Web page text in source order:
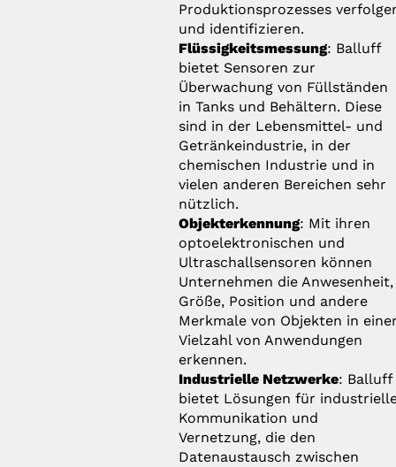
Produktionsprozesses
und identifizieren.
Flüssigkeitsmessung: Balluff
bietet Sensoren zur
Überwachung von Füllständen
in Tanks und Behältern. Diese
sind in der Lebensmittel- und
Getränkeindustrie, in der
chemischen Industrie und in
vielen anderen Bereichen sehr
nützlich.
Objekterkennung: Mit ihren
optoelektronischen und
Ultraschallsensoren können
Unternehmen die Anwesenheit,
Größe, Position und andere
Merkmale von Objekten in
Vielzahl von Anwendungen
erkennen.
Industrielle Netzwerke: Balluff
bietet Lösungen für
Kommunikation und
Vernetzung, die den
Datenaustausch zwischen